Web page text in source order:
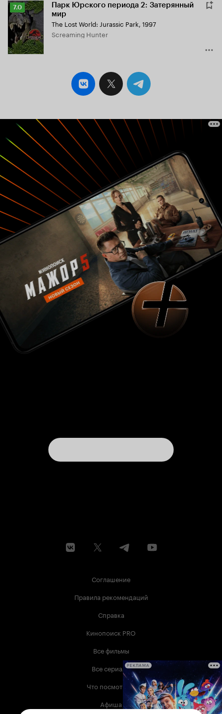
Рейтинг
Кинопоиска
7.0
7.0
Парк Юрского периода 2: Затерянный
мир
The Lost World: Jurassic Park, 1997
Screaming Hunter
Соглашение
Правила рекомендаций
Справка
Кинопоиск PRO
Все фильмы
Все сериалы
Что посмотреть
Афиша
РЕКЛАМА